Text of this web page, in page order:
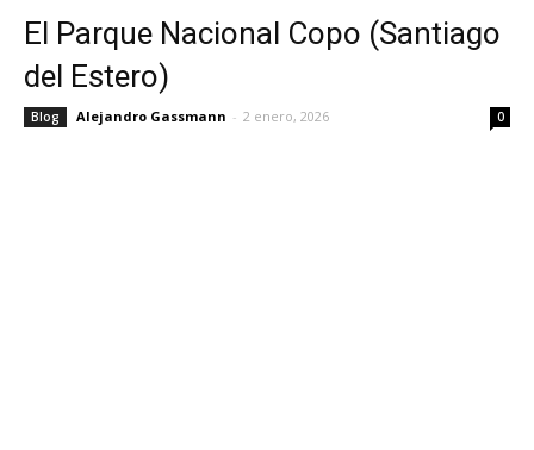
El Parque Nacional Copo (Santiago
del Estero)
Blog Alejandro Gassmann - 2 enero, 2026 0